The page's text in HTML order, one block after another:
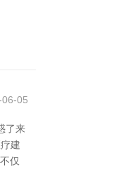
05
了来
建
仅